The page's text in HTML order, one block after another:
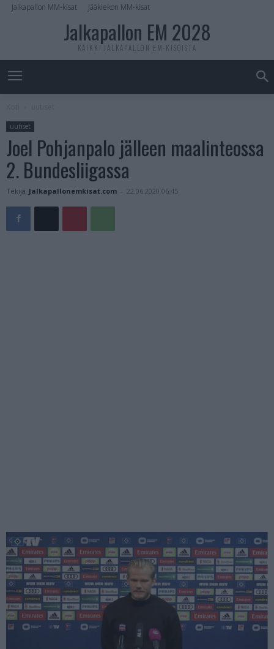
Jalkapallon MM-kisat Jääkiekon MM-kisat
Jalkapallon EM 2028
KAIKKI JALKAPALLON EM-KISOISTA
uutiset
Joel Pohjanpalo jälleen maalinteossa
2. Bundesliigassa
Tekijä Jalkapallonemkisat.com - 22.06.2020 06:45